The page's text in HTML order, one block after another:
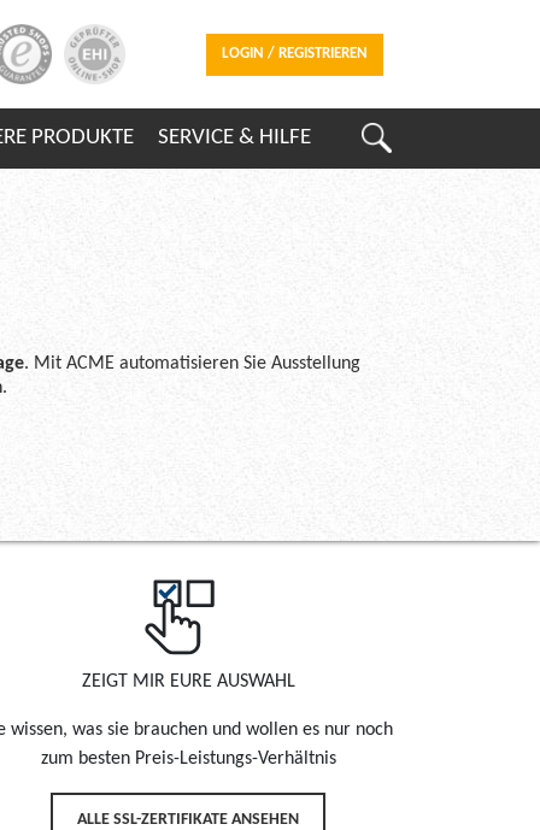
LOGIN / REGISTRIEREN
PRODUKTE SERVICE & HILFE
. Mit ACME automatisieren Sie Ausstellung
ZEIGT MIR EURE AUSWAHL
wissen, was sie brauchen und wollen es nur noch
zum besten Preis-Leistungs-Verhältnis
ALLE SSL-ZERTIFIKATE ANSEHEN